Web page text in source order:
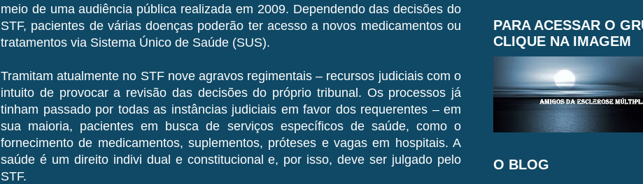
meio de uma audiência pública realizada em 2009. Dependendo das decisões do
STF, pacientes de várias doenças poderão ter acesso a novos medicamentos ou
tratamentos via Sistema Único de Saúde (SUS).
Tramitam atualmente no STF nove agravos regimentais – recursos judiciais com o
intuito de provocar a revisão das decisões do próprio tribunal. Os processos já
tinham passado por todas as instâncias judiciais em favor dos requerentes – em
sua maioria, pacientes em busca de serviços específicos de saúde, como o
fornecimento de medicamentos, suplementos, próteses e vagas em hospitais. A
saúde é um direito indivi dual e constitucional e, por isso, deve ser julgado pelo
STF.
PARA ACESSAR O
CLIQUE NA IMAGEM
O BLOG